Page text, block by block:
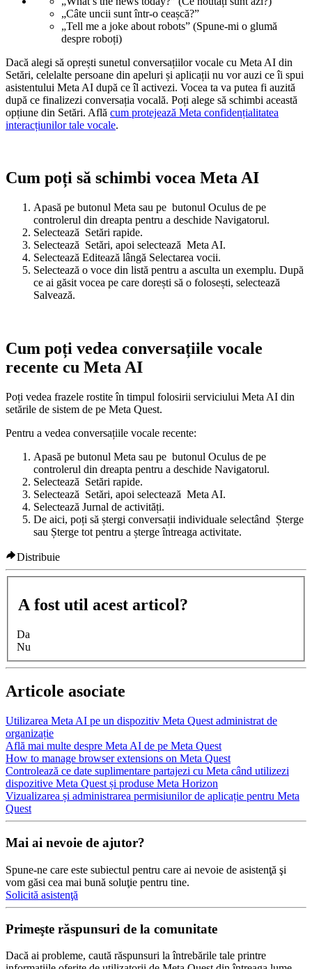
„Câte uncii sunt într-o ceașcă?”
„Tell me a joke about robots” (Spune-mi o glumă
despre roboți)
Dacă alegi să oprești sunetul conversațiilor vocale cu Meta AI din
Setări, celelalte persoane din apeluri și aplicații nu vor auzi ce îi spui
asistentului Meta AI după ce îl activezi. Vocea ta va putea fi auzită
după ce finalizezi conversația vocală. Poți alege să schimbi această
opțiune din Setări. Află cum protejează Meta confidențialitatea
interacțiunilor tale vocale.
Cum poți să schimbi vocea Meta AI
Apasă pe butonul Meta sau pe butonul Oculus de pe
controlerul din dreapta pentru a deschide Navigatorul.
Selectează Setări rapide.
Selectează Setări, apoi selectează Meta AI.
Selectează Editează lângă Selectarea vocii.
Selectează o voce din listă pentru a asculta un exemplu. După
ce ai găsit vocea pe care dorești să o folosești, selectează
Salvează.
Cum poți vedea conversațiile vocale
recente cu Meta AI
Poți vedea frazele rostite în timpul folosirii serviciului Meta AI din
setările de sistem de pe Meta Quest.
Pentru a vedea conversațiile vocale recente:
Apasă pe butonul Meta sau pe butonul Oculus de pe
controlerul din dreapta pentru a deschide Navigatorul.
Selectează Setări rapide.
Selectează Setări, apoi selectează Meta AI.
Selectează Jurnal de activități.
De aici, poți să ștergi conversații individuale selectând Șterge
sau Șterge tot pentru a șterge întreaga activitate.
Distribuie
A fost util acest articol?
Da
Nu
Articole asociate
Utilizarea Meta AI pe un dispozitiv Meta Quest administrat de
organizație
Află mai multe despre Meta AI de pe Meta Quest
How to manage browser extensions on Meta Quest
Controlează ce date suplimentare partajezi cu Meta când utilizezi
dispozitive Meta Quest și produse Meta Horizon
Vizualizarea și administrarea permisiunilor de aplicație pentru Meta
Quest
Mai ai nevoie de ajutor?
Spune-ne care este subiectul pentru care ai nevoie de asistenţă şi
vom găsi cea mai bună soluţie pentru tine.
Solicită asistenţă
Primeşte răspunsuri de la comunitate
Dacă ai probleme, caută răspunsuri la întrebările tale printre